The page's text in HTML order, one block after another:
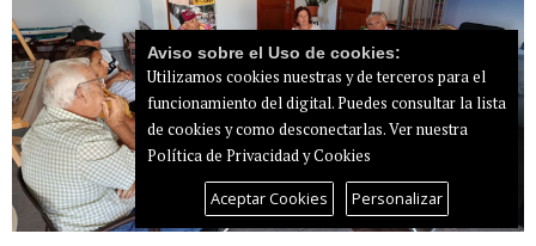
Aviso sobre el Uso de cookies:
Utilizamos cookies nuestras y de terceros para el
funcionamiento del digital. Puedes consultar la lista
de cookies y como desconectarlas.Ver nuestra
Política de Privacidad y Cookies
Aceptar Cookies Personalizar